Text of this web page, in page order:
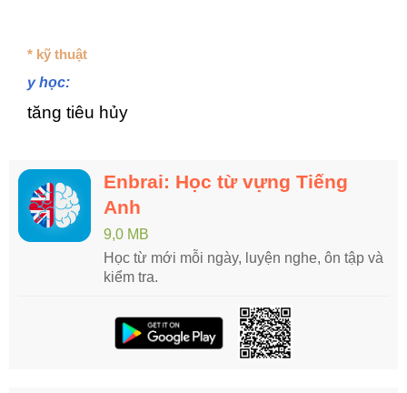
* kỹ thuật
y học:
tăng tiêu hủy
Enbrai: Học từ vựng Tiếng
Anh
9,0 MB
Học từ mới mỗi ngày, luyện nghe, ôn tập và
kiểm tra.